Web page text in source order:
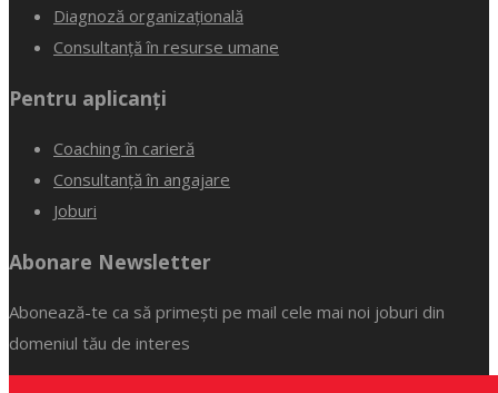
Diagnoză organizațională
Consultanță în resurse umane
Pentru aplicanți
Coaching în carieră
Consultanță în angajare
Joburi
Abonare Newsletter
Abonează-te ca să primești pe mail cele mai noi joburi din
domeniul tău de interes